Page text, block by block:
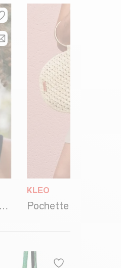
Accessoire de mode femme The Moshi
KLEO